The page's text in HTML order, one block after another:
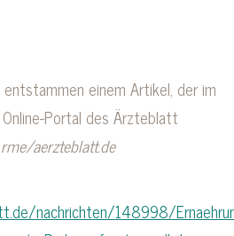
einem Artikel, der im
Portal des Ärzteblatt
rme/aerzteblatt.de
nachrichten/148998/